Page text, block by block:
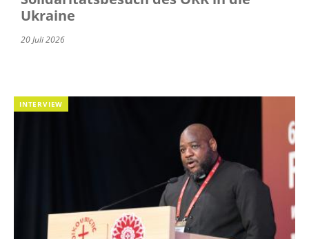
Ukraine
20 Juli 2026
INTERVIEW